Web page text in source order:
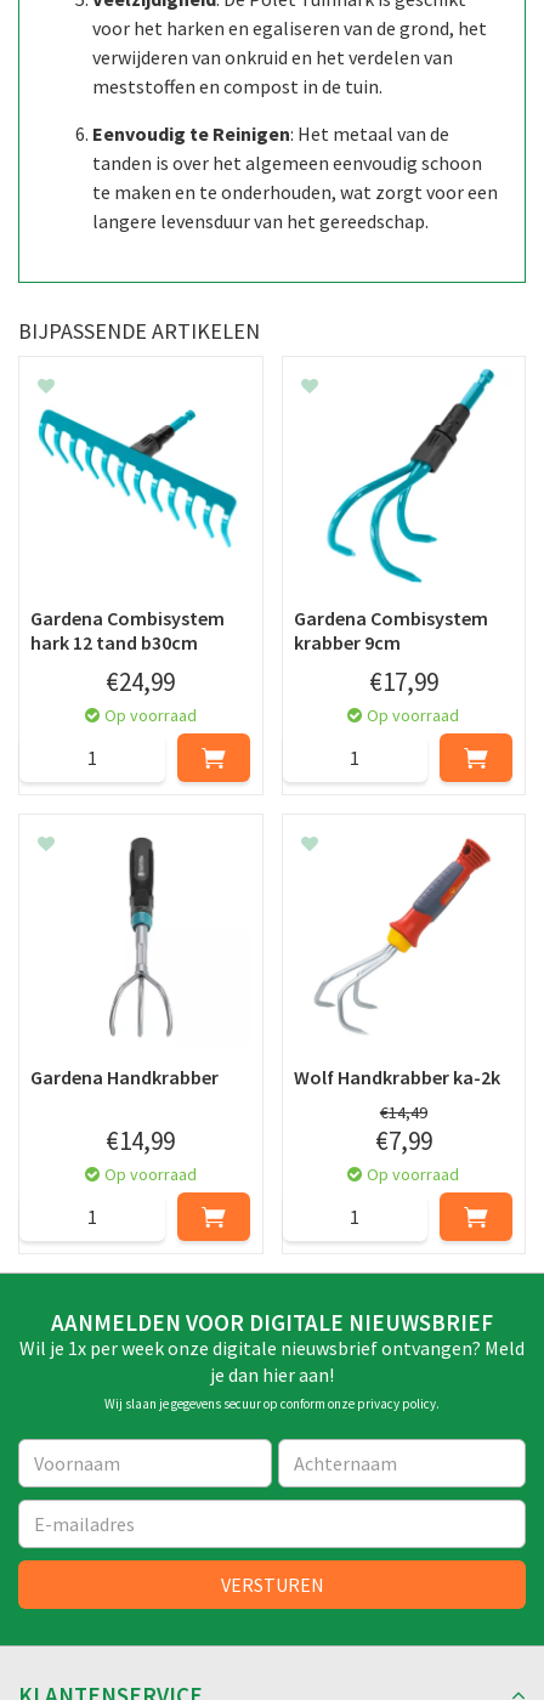
voor het harken en egaliseren van de grond, het
verwijderen van onkruid en het verdelen van
meststoffen en compost in de tuin.
Eenvoudig te Reinigen: Het metaal van de
tanden is over het algemeen eenvoudig schoon
te maken en te onderhouden, wat zorgt voor een
langere levensduur van het gereedschap.
BIJPASSENDE ARTIKELEN
Gardena Combisystem
hark 12 tand b30cm
€24,99
Op voorraad
Gardena Combisystem
krabber 9cm
€17,99
Op voorraad
Gardena Handkrabber
€14,99
Op voorraad
Wolf Handkrabber ka-2k
€14,49
€7,99
Op voorraad
AANMELDEN VOOR DIGITALE NIEUWSBRIEF
Wil je 1x per week onze digitale nieuwsbrief ontvangen? Meld
je dan hier aan!
Wij slaan je gegevens secuur op conform onze privacy policy.